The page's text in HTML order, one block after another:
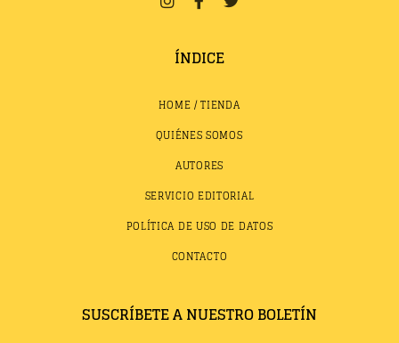
ÍNDICE
HOME / TIENDA
QUIÉNES SOMOS
AUTORES
SERVICIO EDITORIAL
POLÍTICA DE USO DE DATOS
CONTACTO
SUSCRÍBETE A NUESTRO BOLETÍN